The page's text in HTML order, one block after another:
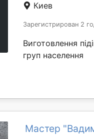
Киев
Зарегистрирован 2
Виготовлення
груп населення
Мастер